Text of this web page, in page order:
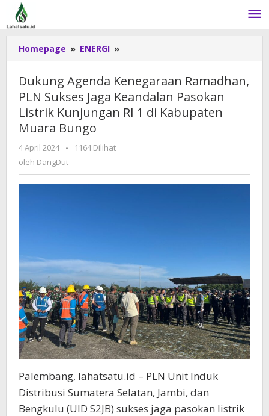
Lewati
konten
Homepage » ENERGI »
Agenda
Ramadhan,
PLN
Sukses
Kunjungan
RI
Dukung Agenda Kenegaraan Ramadhan,
PLN Sukses Jaga Keandalan Pasokan
Listrik Kunjungan RI 1 di Kabupaten
Muara Bungo
4 April 2024
oleh
DangDut
-
1164 Dilihat
oleh DangDut
Palembang, lahatsatu.id – PLN Unit Induk
Distribusi Sumatera Selatan, Jambi, dan
Bengkulu (UID S2JB) sukses jaga pasokan listrik